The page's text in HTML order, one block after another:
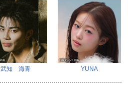
武知 海青 YUNA